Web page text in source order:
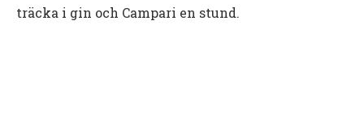
träcka i gin och Campari en stund.